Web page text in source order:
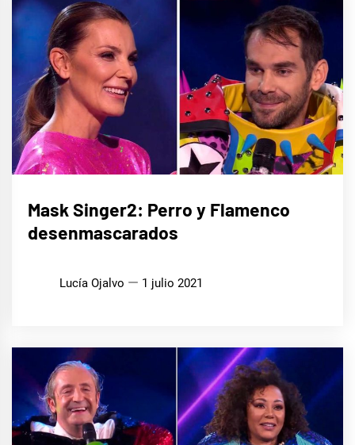
SERIES
Y TV
Mask Singer2: Perro y Flamenco
desenmascarados
Lucía Ojalvo 1 julio 2021